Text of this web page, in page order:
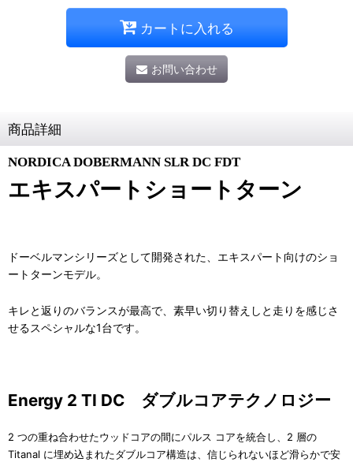
カートに入れる
お問い合わせ
商品詳細
NORDICA DOBERMANN SLR DC FDT
エキスパートショートターン
ドーベルマンシリーズとして開発された、エキスパート向けのショ
ートターンモデル。
キレと返りのバランスが最高で、素早い切り替えしと走りを感じさ
せるスペシャルな1台です。
Energy 2 TI DC ダブルコアテクノロジー
2 つの重ね合わせたウッドコアの間にパルス コアを統合し、2 層の
Titanal に埋め込まれたダブルコア構造は、 信じられないほど滑らかで安